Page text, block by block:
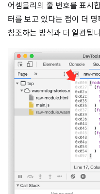
어셈블리의 줄 번호를 표시
터를 보고 있다는 점이 더
참조하는 방식과 더 일관됩